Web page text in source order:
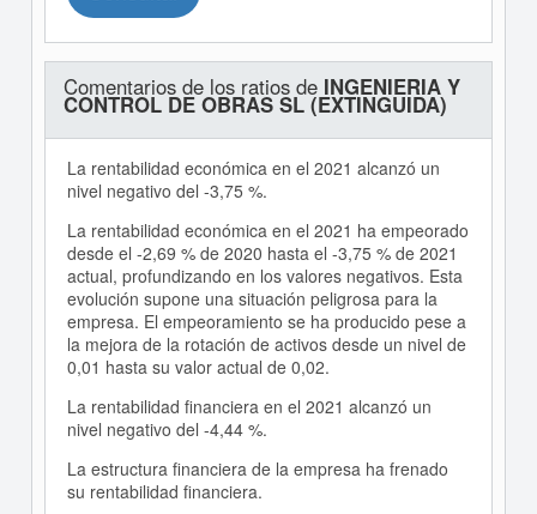
Comentarios de los ratios de INGENIERIA Y
CONTROL DE OBRAS SL (EXTINGUIDA)
La rentabilidad económica en el 2021 alcanzó un
nivel negativo del -3,75 %.
La rentabilidad económica en el 2021 ha empeorado
desde el -2,69 % de 2020 hasta el -3,75 % de 2021
actual, profundizando en los valores negativos. Esta
evolución supone una situación peligrosa para la
empresa. El empeoramiento se ha producido pese a
la mejora de la rotación de activos desde un nivel de
0,01 hasta su valor actual de 0,02.
La rentabilidad financiera en el 2021 alcanzó un
nivel negativo del -4,44 %.
La estructura financiera de la empresa ha frenado
su rentabilidad financiera.